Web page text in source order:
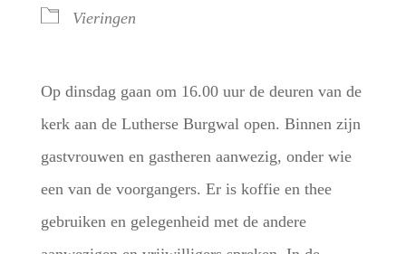
Vieringen
Op dinsdag gaan om 16.00 uur de deuren van de
kerk aan de Lutherse Burgwal open. Binnen zijn
gastvrouwen en gastheren aanwezig, onder wie
een van de voorgangers. Er is koffie en thee
gebruiken en gelegenheid met de andere